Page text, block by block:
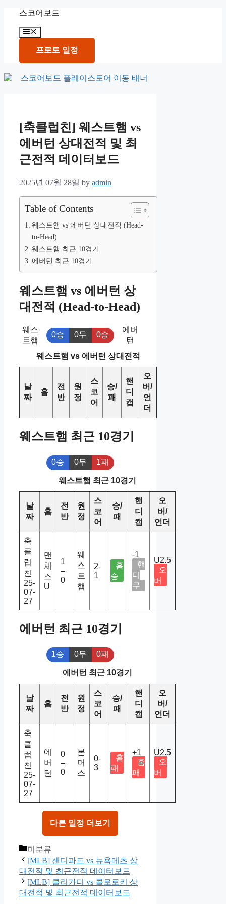
content
스코어보드
Menu
프로토 일정
[축클럽친] 웨스트햄 vs
에버턴 상대전적 및 최
근전적 데이터보드
2025년 07월 28일 by admin
Table of Contents
웨스트햄 vs 에버턴 상대전적 (Head-
to-Head)
웨스트햄 최근 10경기
에버턴 최근 10경기
웨스트햄 vs 에버턴 상
대전적 (Head-to-Head)
웨스
트햄
0승 0무 0승
에버
턴
웨스트햄 vs 에버턴 상대전적
날
짜
홈
전
반
원
정
스
코
어
승/
패
핸
디
캡
오
버/
언
더
웨스트햄 최근 10경기
0승 0무 1패
웨스트햄 최근 10경기
날
짜
홈
전
반
원
정
스
코
어
승/
패
핸
디
캡
오
버/
언더
축
클
럽
친
25-
07-
27
맨
체
스
U
1
–
0
웨
스
트
햄
2-
1
홈
승
-1
핸
디
무
U2.5
오
버
에버턴 최근 10경기
1승 0무 0패
에버턴 최근 10경기
날
짜
홈
전
반
원
정
스
코
어
승/
패
핸
디
캡
오
버/
언더
축
클
럽
친
25-
07-
27
에
버
턴
0
–
0
본
머
스
0-
3
홈
패
+1
홈
패
U2.5
오
버
다른 일정 더보기
Categories
미분류
[MLB] 샌디파드 vs 뉴욕메츠 상
대전적 및 최근전적 데이터보드
[MLB] 클리가디 vs 콜로로키 상
대전적 및 최근전적 데이터보드